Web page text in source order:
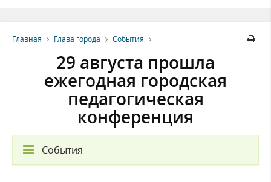
Главная Глава города События
29 августа прошла
ежегодная городская
педагогическая
конференция
События